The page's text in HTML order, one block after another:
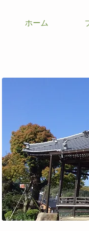
ホーム